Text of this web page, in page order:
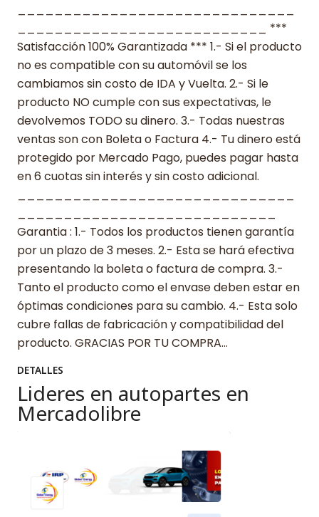
___________________________ ***
Satisfacción 100% Garantizada *** 1.- Si el producto
no es compatible con su automóvil se los
cambiamos sin costo de IDA y Vuelta. 2.- Si le
producto NO cumple con sus expectativas, le
devolvemos TODO su dinero. 3.- Todas nuestras
ventas son con Boleta o Factura 4.- Tu dinero está
protegido por Mercado Pago, puedes pagar hasta
en 6 cuotas sin interés y sin costo adicional.
Garantia : 1.- Todos los productos tienen garantía
por un plazo de 3 meses. 2.- Esta se hará efectiva
presentando la boleta o factura de compra. 3.-
Tanto el producto como el envase deben estar en
óptimas condiciones para su cambio. 4.- Esta solo
cubre fallas de fabricación y compatibilidad del
producto. GRACIAS POR TU COMPRA…
DETALLES
Lideres en autopartes en
Mercadolibre